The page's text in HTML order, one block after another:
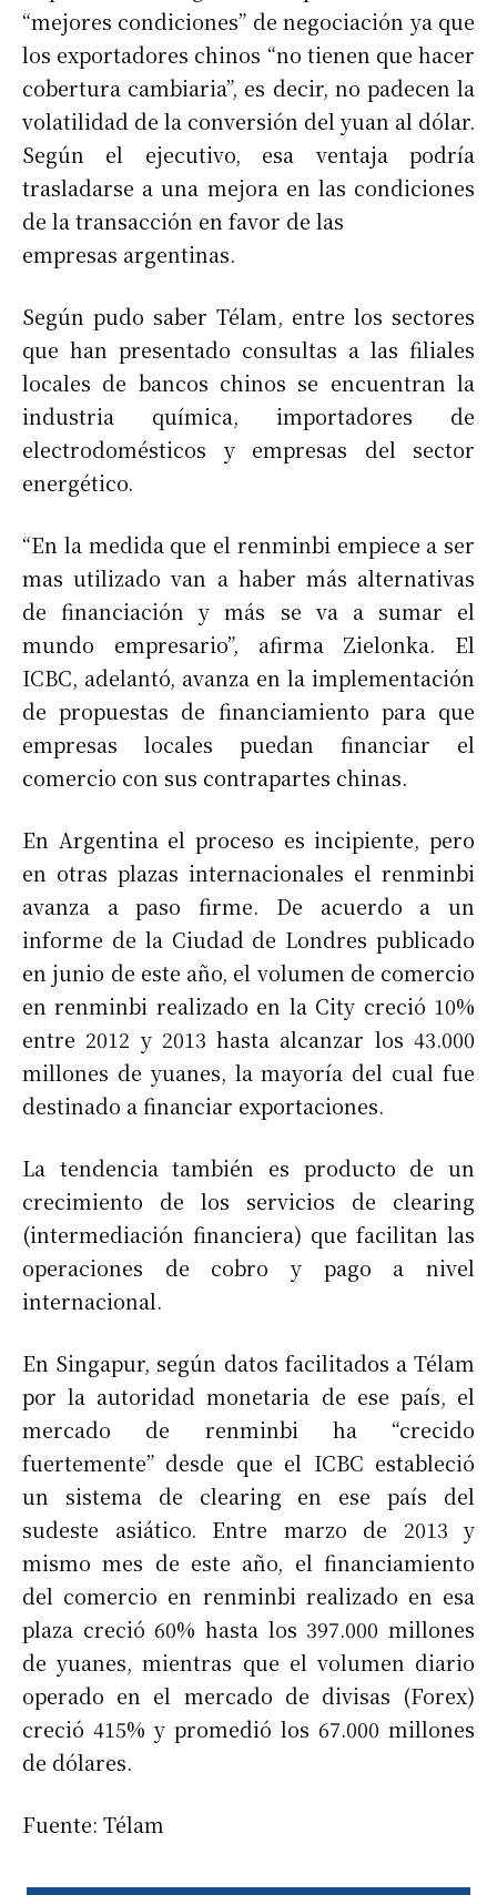
“mejores condiciones” de negociación ya que
los exportadores chinos “no tienen que hacer
cobertura cambiaria”, es decir, no padecen la
volatilidad de la conversión del yuan al dólar.
Según el ejecutivo, esa ventaja podría
trasladarse a una mejora en las condiciones
de la transacción en favor de las
empresas argentinas.
Según pudo saber Télam, entre los sectores
que han presentado consultas a las filiales
locales de bancos chinos se encuentran la
industria química, importadores de
electrodomésticos y empresas del sector
energético.
“En la medida que el renminbi empiece a ser
mas utilizado van a haber más alternativas
de financiación y más se va a sumar el
mundo empresario”, afirma Zielonka. El
ICBC, adelantó, avanza en la implementación
de propuestas de financiamiento para que
empresas locales puedan financiar el
comercio con sus contrapartes chinas.
En Argentina el proceso es incipiente, pero
en otras plazas internacionales el renminbi
avanza a paso firme. De acuerdo a un
informe de la Ciudad de Londres publicado
en junio de este año, el volumen de comercio
en renminbi realizado en la City creció 10%
entre 2012 y 2013 hasta alcanzar los 43.000
millones de yuanes, la mayoría del cual fue
destinado a financiar exportaciones.
La tendencia también es producto de un
crecimiento de los servicios de clearing
(intermediación financiera) que facilitan las
operaciones de cobro y pago a nivel
internacional.
En Singapur, según datos facilitados a Télam
por la autoridad monetaria de ese país, el
mercado de renminbi ha “crecido
fuertemente” desde que el ICBC estableció
un sistema de clearing en ese país del
sudeste asiático. Entre marzo de 2013 y
mismo mes de este año, el financiamiento
del comercio en renminbi realizado en esa
plaza creció 60% hasta los 397.000 millones
de yuanes, mientras que el volumen diario
operado en el mercado de divisas (Forex)
creció 415% y promedió los 67.000 millones
de dólares.
Fuente: Télam